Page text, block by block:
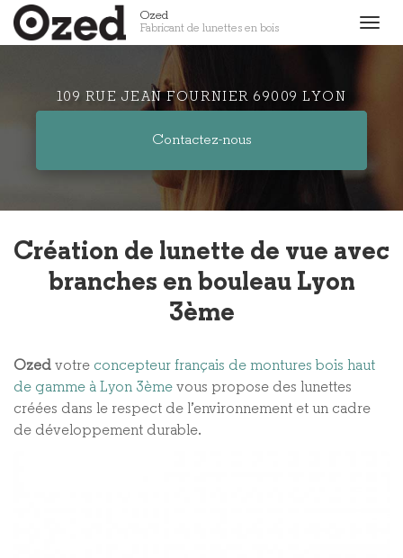
Aller
au
Ozed
Fabricant de lunettes en bois
109 RUE JEAN FOURNIER 69009 LYON
Contactez-nous
Création de lunette de vue avec
branches en bouleau Lyon
3ème
Ozed votre concepteur français de montures bois haut
de gamme à Lyon 3ème vous propose des lunettes
créées dans le respect de l’environnement et un cadre
de développement durable.